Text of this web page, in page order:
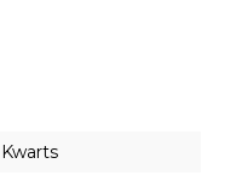
Kwarts